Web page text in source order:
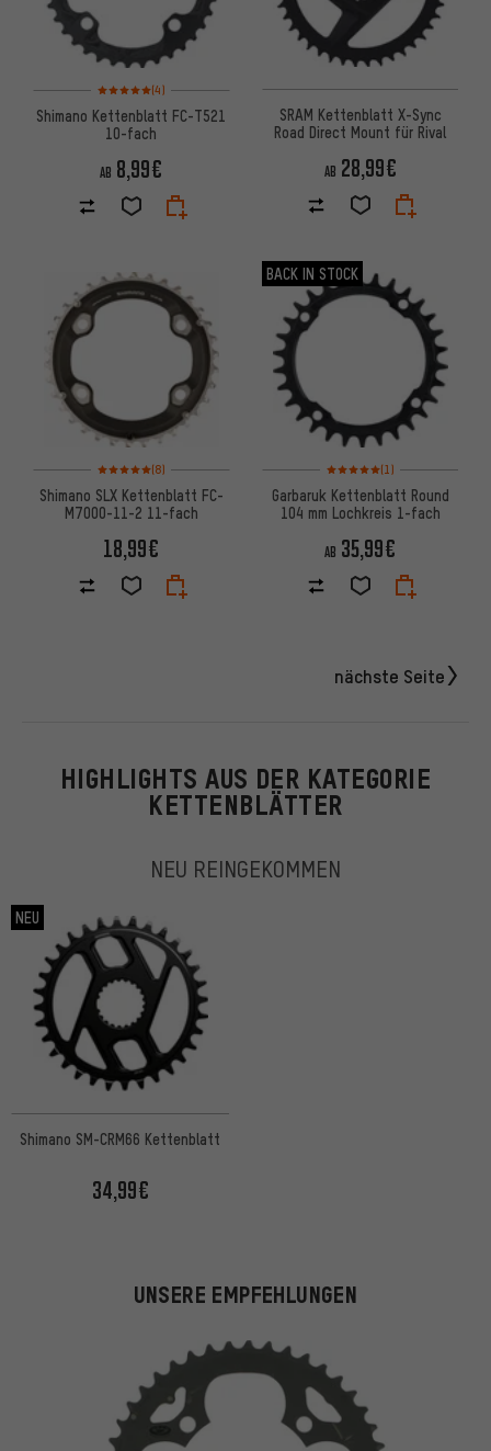
Bewertungen: 5 von 5 basierend auf 4 Bewertungen
(4)
Shimano Kettenblatt FC-T521
10-fach
AB 8,99€
SRAM Kettenblatt X-Sync
Road Direct Mount für Rival
AB 28,99€
Bewertungen: 5 von 5 basierend auf 8 Bewertungen
(8)
Shimano SLX Kettenblatt FC-
M7000-11-2 11-fach
18,99€
BACK IN STOCK
Bewertungen: 5 von 5
(1)
Garbaruk Kettenblatt Round
104 mm Lochkreis 1-fach
AB 35,99€
nächste Seite
HIGHLIGHTS AUS DER KATEGORIE
KETTENBLÄTTER
NEU REINGEKOMMEN
NEU
Shimano SM-CRM66 Kettenblatt
34,99€
UNSERE EMPFEHLUNGEN